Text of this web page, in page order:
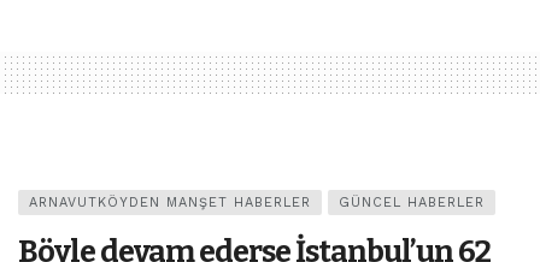
ARNAVUTKÖYDEN MANŞET HABERLER GÜNCEL HABERLER
Böyle devam ederse İstanbul’un 62